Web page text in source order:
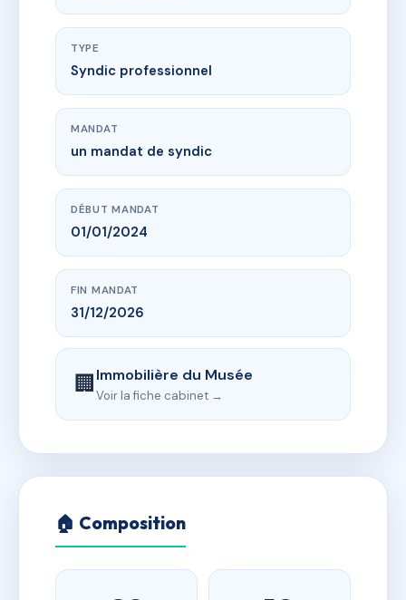
TYPE
Syndic professionnel
MANDAT
un mandat de syndic
DÉBUT MANDAT
01/01/2024
FIN MANDAT
31/12/2026
🏢Immobilière du Musée
Voir la fiche cabinet →
🏠 Composition